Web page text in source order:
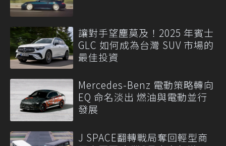
讓對手望塵莫及！2025 年賓士
GLC 如何成為台灣 SUV 市場的
最佳投資
Mercedes-Benz 電動策略轉向
EQ 命名淡出 燃油與電動並行
發展
J SPACE翻轉戰局奪回輕型商